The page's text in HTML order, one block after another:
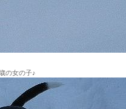
の女の子♪